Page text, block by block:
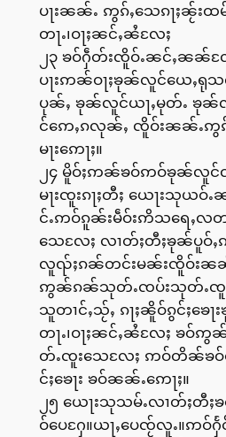
ပႃးၼၼ်ႉ ဢွၵ်ႇသေၵႃႈၼႂ်းထမ်
တႃႉ၊ဝႃႈၼင်ႇၼႆလႄႈ
၂၃ ၶဝ်ႁဵတ်းၸိူဝ်ႉၼင်ႇၼၼ်
ပႃးဢၼ်ဝႃႈၶုၼ်လူင်ယေႇရု
ပုၼ်ႇ ၶုၼ်လူင်ယႃႇမုတ်ႉ ၶုၼ်
င်ဢေႇၵလုၼ်ႇ ၸိူဝ်းၼၼ်ႉဢွၵ်
မႃးဢေႃႈ။
၂၄ မိူဝ်ႈဢၼ်ၶဝ်ဢဝ်ၶုၼ်လူင်
မႃးၸူးၵႃႈတီႈ ယေႃးသုယဝ်
င်ႉဢဝ်ၵူၼ်းမဵဝ်းဢိသရေႇလတ
သေလႄႈ လၢတ်ႈတီႈၶုၼ်ပူဝ်ႇ
လူၺ်ႈၵၼ်တင်းမၼ်းၸိူဝ်းၼၼ်ႉ
ဢွၼ်ၵၼ်သုတ်ႉၸပ်းသုတ်ႉၸူ
သူတၢင်ႇသႂ်ႇ ၵႃႈၼိူဝ်ၵွင်ႈၶေ
တႃႉ၊ဝႃႈၼင်ႇၼႆလႄႈ ၶ
တ်ႉၸူးသေလႄႈ ဢဝ်တိၼ်ၶဝ်တ
င်ႈၶေႃး ၶဝ်ၼၼ်ႉဢေႃႈ။
၂၅ ယေႃးသုသမ်ႉလၢတ်ႈတီႈၶ
ဝ်ပေႁႄ။ယႃႇပေၸႂ်လူႉ။ဢဝ်